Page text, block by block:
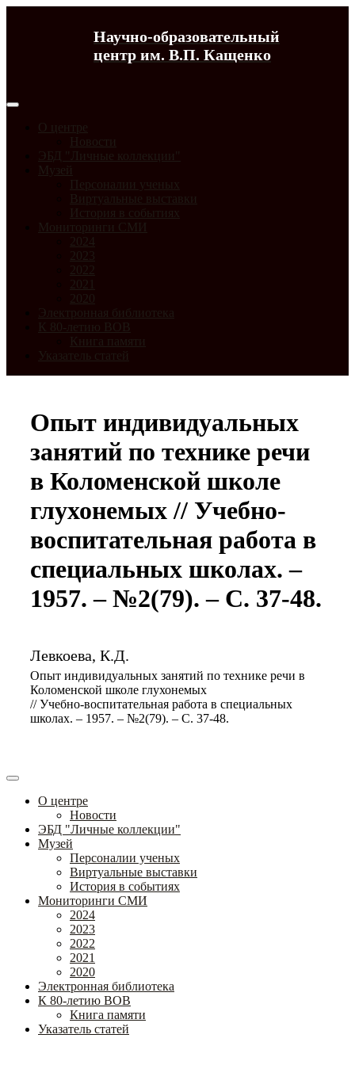
Научно-образовательный
центр им. В.П. Кащенко
О центре
Новости
ЭБД "Личные коллекции"
Музей
Персоналии ученых
Виртуальные выставки
История в событиях
Мониторинги СМИ
2024
2023
2022
2021
2020
Электронная библиотека
К 80-летию ВОВ
Книга памяти
Указатель статей
Опыт индивидуальных
занятий по технике речи
в Коломенской школе
глухонемых // Учебно-
воспитательная работа в
специальных школах. –
1957. – №2(79). – С. 37-48.
Левкоева, К.Д.
Опыт индивидуальных занятий по технике речи в
Коломенской школе глухонемых
// Учебно-воспитательная работа в специальных
школах. – 1957. – №2(79). – С. 37-48.
О центре
Новости
ЭБД "Личные коллекции"
Музей
Персоналии ученых
Виртуальные выставки
История в событиях
Мониторинги СМИ
2024
2023
2022
2021
2020
Электронная библиотека
К 80-летию ВОВ
Книга памяти
Указатель статей